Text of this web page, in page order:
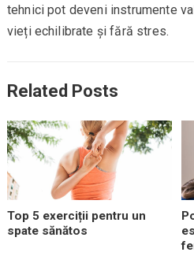
tehnici pot deveni instrumente
vieți echilibrate și fără stres.
Related Posts
Top 5 exerciții pentru un
spate sănătos